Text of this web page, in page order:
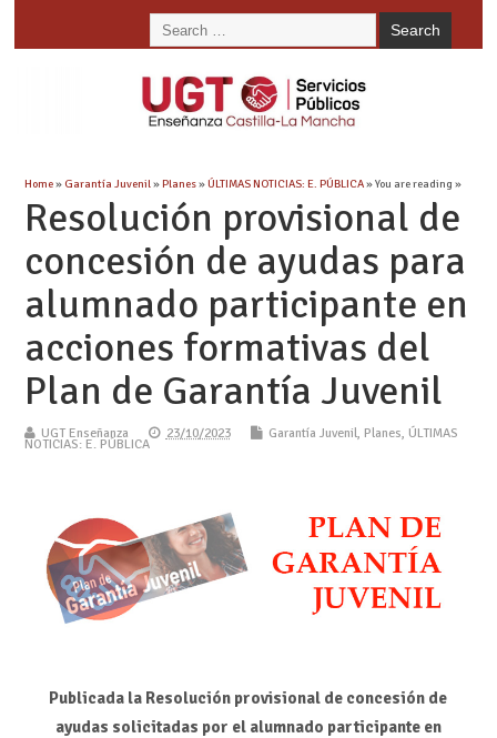
Home» Garantía Juvenil»Planes»ÚLTIMAS NOTICIAS: E. PÚBLICA» You are reading »
Resolución provisional de
concesión de ayudas para
alumnado participante en
acciones formativas del
Plan de Garantía Juvenil
UGT Enseñanza 23/10/2023 Garantía Juvenil, Planes, ÚLTIMAS
NOTICIAS: E. PÚBLICA
Publicada la Resolución provisional de concesión de
ayudas solicitadas por el alumnado participante en